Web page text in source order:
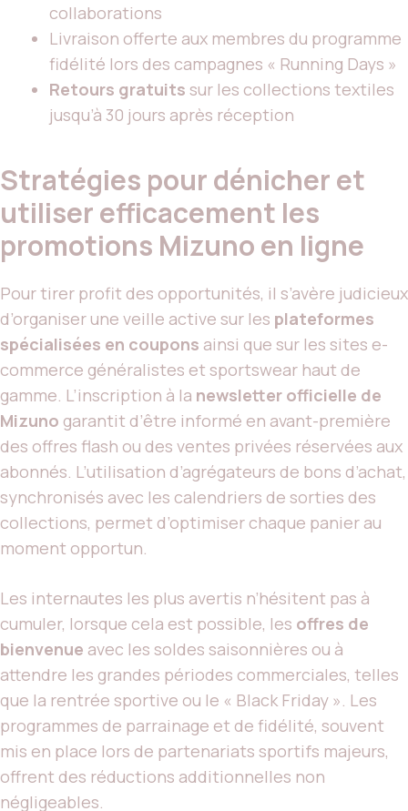
collaborations
Livraison offerte aux membres du programme
fidélité lors des campagnes « Running Days »
Retours gratuits sur les collections textiles
jusqu’à 30 jours après réception
Stratégies pour dénicher et
utiliser efficacement les
promotions Mizuno en ligne
Pour tirer profit des opportunités, il s’avère judicieux
d’organiser une veille active sur les plateformes
spécialisées en coupons ainsi que sur les sites e-
commerce généralistes et sportswear haut de
gamme. L’inscription à la newsletter officielle de
Mizuno garantit d’être informé en avant-première
des offres flash ou des ventes privées réservées aux
abonnés. L’utilisation d’agrégateurs de bons d’achat,
synchronisés avec les calendriers de sorties des
collections, permet d’optimiser chaque panier au
moment opportun.
Les internautes les plus avertis n’hésitent pas à
cumuler, lorsque cela est possible, les offres de
bienvenue avec les soldes saisonnières ou à
attendre les grandes périodes commerciales, telles
que la rentrée sportive ou le « Black Friday ». Les
programmes de parrainage et de fidélité, souvent
mis en place lors de partenariats sportifs majeurs,
offrent des réductions additionnelles non
négligeables.